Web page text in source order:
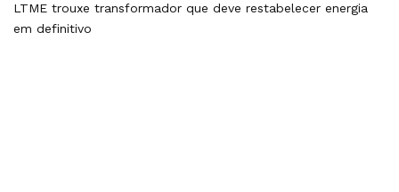
LTME trouxe transformador que deve restabelecer energia
em definitivo